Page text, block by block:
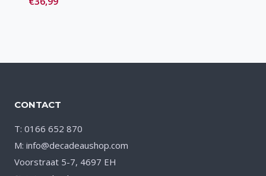
CONTACT
T: 0166 652 870
M: info@decadeaushop.com
Voorstraat 5-7, 4697 EH